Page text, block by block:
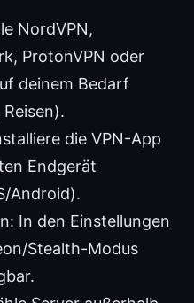
NordVPN,
ProtonVPN oder
deinem Bedarf
die VPN-App
Endgerät
Android).
In den Einstellungen
Stealth-Modus